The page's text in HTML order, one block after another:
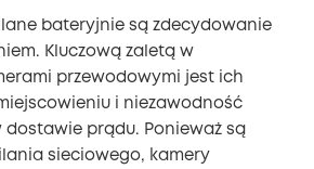
bateryjnie są zdecydowanie
Kluczową zaletą w
przewodowymi jest ich
i niezawodność
dostawie prądu. Ponieważ są
sieciowego, kamery